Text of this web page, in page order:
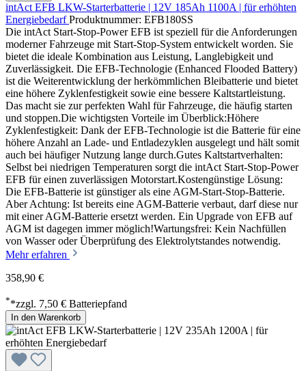
intAct EFB LKW-Starterbatterie | 12V 185Ah 1100A | für erhöhten
EnergiebedarfProduktnummer: EFB180SS
Die intAct Start-Stop-Power EFB ist speziell für die Anforderungen
moderner Fahrzeuge mit Start-Stop-System entwickelt worden. Sie
bietet die ideale Kombination aus Leistung, Langlebigkeit und
Zuverlässigkeit. Die EFB-Technologie (Enhanced Flooded Battery)
ist die Weiterentwicklung der herkömmlichen Bleibatterie und bietet
eine höhere Zyklenfestigkeit sowie eine bessere Kaltstartleistung.
Das macht sie zur perfekten Wahl für Fahrzeuge, die häufig starten
und stoppen.Die wichtigsten Vorteile im Überblick:Höhere
Zyklenfestigkeit: Dank der EFB-Technologie ist die Batterie für eine
höhere Anzahl an Lade- und Entladezyklen ausgelegt und hält somit
auch bei häufiger Nutzung lange durch.Gutes Kaltstartverhalten:
Selbst bei niedrigen Temperaturen sorgt die intAct Start-Stop-Power
EFB für einen zuverlässigen Motorstart.Kostengünstige Lösung:
Die EFB-Batterie ist günstiger als eine AGM-Start-Stop-Batterie.
Aber Achtung: Ist bereits eine AGM-Batterie verbaut, darf diese nur
mit einer AGM-Batterie ersetzt werden. Ein Upgrade von EFB auf
AGM ist dagegen immer möglich!Wartungsfrei: Kein Nachfüllen
von Wasser oder Überprüfung des Elektrolytstandes notwendig.
Mehr erfahren
358,90 €
**zzgl. 7,50 € Batteriepfand
In den Warenkorb